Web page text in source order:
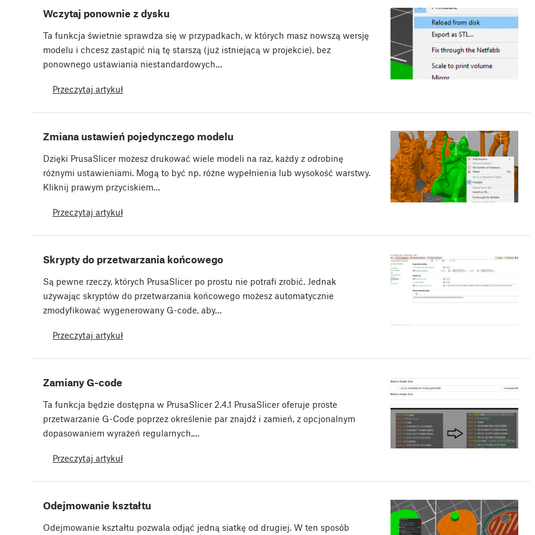
Wczytaj ponownie z dysku
Ta funkcja świetnie sprawdza się w przypadkach, w których masz nowszą wersję
modelu i chcesz zastąpić nią tę starszą (już istniejącą w projekcie), bez
ponownego ustawiania niestandardowych…
Przeczytaj artykuł
Zmiana ustawień pojedynczego modelu
Dzięki PrusaSlicer możesz drukować wiele modeli na raz, każdy z odrobinę
różnymi ustawieniami. Mogą to być np. różne wypełnienia lub wysokość warstwy.
Kliknij prawym przyciskiem…
Przeczytaj artykuł
Skrypty do przetwarzania końcowego
Są pewne rzeczy, których PrusaSlicer po prostu nie potrafi zrobić. Jednak
używając skryptów do przetwarzania końcowego możesz automatycznie
zmodyfikować wygenerowany G-code, aby…
Przeczytaj artykuł
Zamiany G-code
Ta funkcja będzie dostępna w PrusaSlicer 2.4.1 PrusaSlicer oferuje proste
przetwarzanie G-Code poprzez określenie par znajdź i zamień, z opcjonalnym
dopasowaniem wyrażeń regularnych,…
Przeczytaj artykuł
Odejmowanie kształtu
Odejmowanie kształtu pozwala odjąć jedną siatkę od drugiej. W ten sposób